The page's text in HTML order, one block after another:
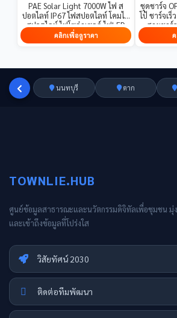
PAE Solar Light 7000W ไฟ ส
ปอตไลท์ IP67 ไฟสปอตไลท์ โคมไฟ
สปอตไลท์ ไฟโซล่าเซลล์ ไฟLED
ขนาดใหญ่ ความสว่างสูง
คลิกเพื่อดูราคา
ชุดชาร์จ
โป้ ชาร์จเร็
สายชาร์จ
A74/A95/
นนทบุรี ตาก
TOWNLIE.HUB
ศูนย์ข้อมูลสาธารณะและนวัตกรรมดิจิทัลเพื่อชุมชน มุ่
และเข้าถึงข้อมูลที่โปร่งใส
วิสัยทัศน์ 2030
ติดต่อทีมพัฒนา